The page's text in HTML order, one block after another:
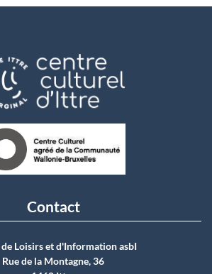
Contact
Loisirs et d'Information asbI
Rue de la Montagne, 36